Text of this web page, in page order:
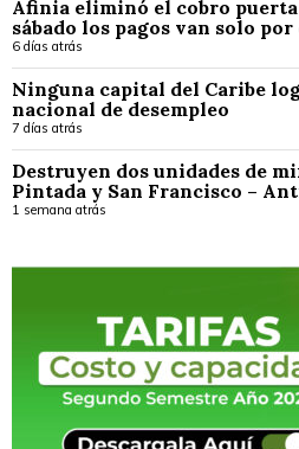
Afinia eliminó el cobro puerta
sábado los pagos van solo
6 días atrás
Ninguna capital del Caribe
nacional de desempleo
7 días atrás
Destruyen dos unidades de
Pintada y San Francisco –
1 semana atrás